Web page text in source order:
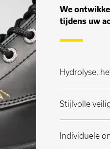
We
tijdens uw
Hydrolyse,
Stijlvolle
Individuele